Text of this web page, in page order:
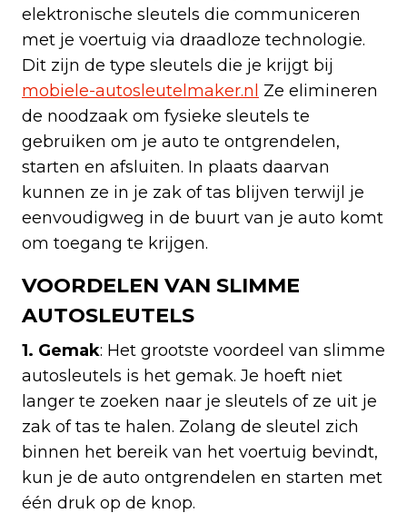
elektronische sleutels die communiceren
met je voertuig via draadloze technologie.
Dit zijn de type sleutels die je krijgt bij
mobiele-autosleutelmaker.nl Ze elimineren
de noodzaak om fysieke sleutels te
gebruiken om je auto te ontgrendelen,
starten en afsluiten. In plaats daarvan
kunnen ze in je zak of tas blijven terwijl je
eenvoudigweg in de buurt van je auto komt
om toegang te krijgen.
VOORDELEN VAN SLIMME
AUTOSLEUTELS
1. Gemak: Het grootste voordeel van slimme
autosleutels is het gemak. Je hoeft niet
langer te zoeken naar je sleutels of ze uit je
zak of tas te halen. Zolang de sleutel zich
binnen het bereik van het voertuig bevindt,
kun je de auto ontgrendelen en starten met
één druk op de knop.